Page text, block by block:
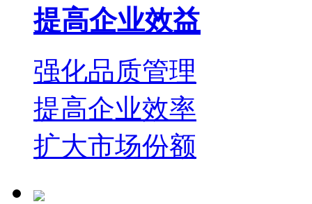
提高企业效益
强化品质管理
提高企业效率
扩大市场份额